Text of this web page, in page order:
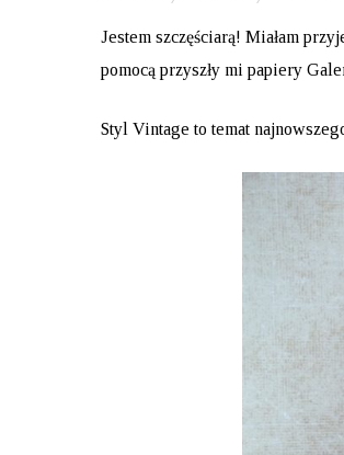
Jestem szczęściarą! Miałam
pomocą przyszły mi papiery
Styl Vintage to temat